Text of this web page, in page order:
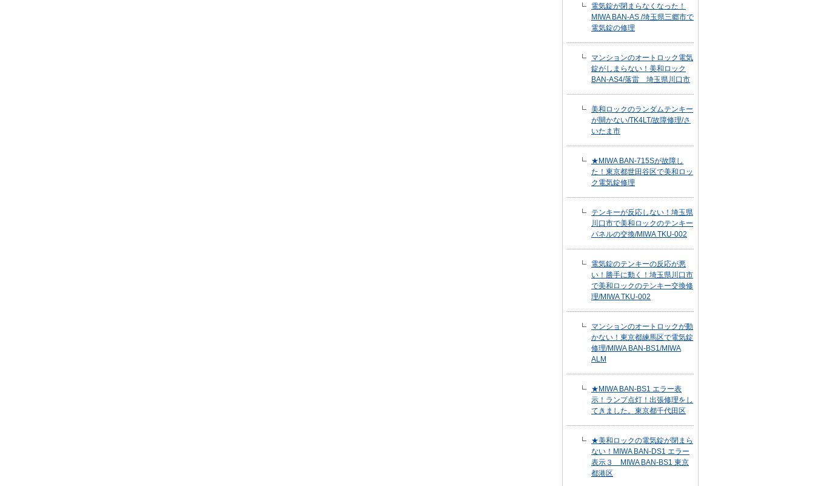
電気錠が閉まらなくなった！
MIWA BAN-AS /埼玉県三郷市で
電気錠の修理
マンションのオートロック電気
錠がしまらない！美和ロック
BAN-AS4/落雷 埼玉県川口市
美和ロックのランダムテンキー
が開かない/TK4LT/故障修理/さ
いたま市
★MIWA BAN-715Sが故障し
た！東京都世田谷区で美和ロッ
ク電気錠修理
テンキーが反応しない！埼玉県
川口市で美和ロックのテンキー
パネルの交換/MIWA TKU-002
電気錠のテンキーの反応が悪
い！勝手に動く！埼玉県川口市
で美和ロックのテンキー交換修
理/MIWA TKU-002
マンションのオートロックが動
かない！東京都練馬区で電気錠
修理/MIWA BAN-BS1/MIWA
ALM
★MIWA BAN-BS1 エラー表
示！ランプ点灯！出張修理をし
てきました。東京都千代田区
★美和ロックの電気錠が閉まら
ない！MIWA BAN-DS1 エラー
表示３ MIWA BAN-BS1 東京
都港区